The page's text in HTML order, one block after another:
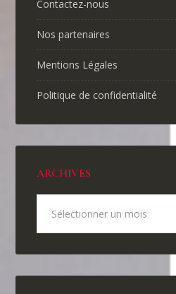
Contactez-nous
Nos partenaires
Mentions Légales
Politique de confidentialité
ARCHIVES